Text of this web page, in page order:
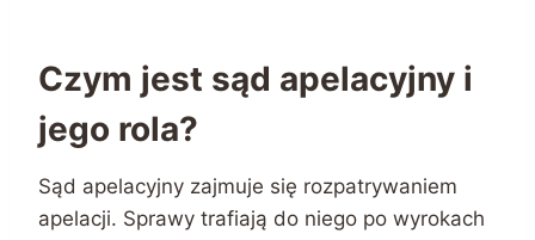
Czym jest sąd apelacyjny i
jego rola?
Sąd apelacyjny zajmuje się rozpatrywaniem
apelacji. Sprawy trafiają do niego po wyrokach